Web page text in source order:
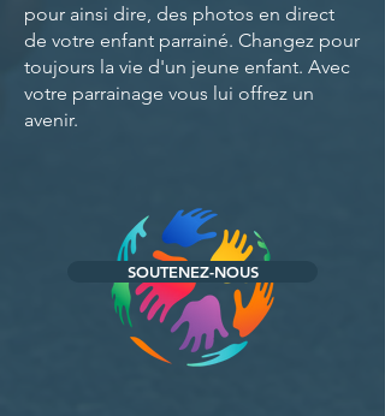
pour ainsi dire, des photos en direct
de votre enfant parrainé. Changez pour
toujours la vie d'un jeune enfant. Avec
votre parrainage vous lui offrez un
avenir.
SOUTENEZ-NOUS